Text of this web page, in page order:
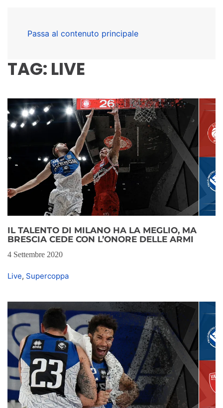
Passa al contenuto principale
TAG: LIVE
IL TALENTO DI MILANO HA LA MEGLIO, MA
BRESCIA CEDE CON L’ONORE DELLE ARMI
4 Settembre 2020
Live, Supercoppa